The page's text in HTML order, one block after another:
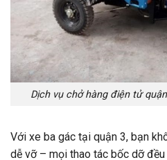
Dịch vụ chở hàng điện tử
Với xe ba gác tại quận 3, bạn
dễ vỡ – mọi thao tác bốc dỡ